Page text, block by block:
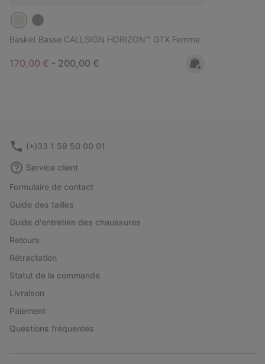
Basket Basse CALLSIGN HORIZON™ GTX Femme
Minimum sale price:
170,00 € - Maximum price:
200,00 €
(+)33 1 59 50 00 01
Service client
Formulaire de contact
Guide des tailles
Guide d'entretien des chaussures
Retours
Rétractation
Statut de la commande
Livraison
Paiement
Questions fréquentes